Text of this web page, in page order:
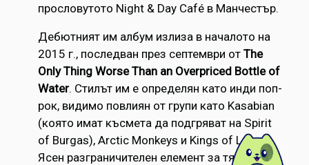
прословутото Night & Day Café в Манчестър.
Дебютният им албум излиза в началото на
2015 г., последван през септември от The
Only Thing Worse Than an Overpriced Bottle of
Water. Стилът им е определян като инди поп-
рок, видимо повлиян от групи като Kasabian
(която имат късмета да подгряват на Spirit
of Burgas), Arctic Monkeys и Kings of Leon.
Ясен разграничителен елемент за тях обаче